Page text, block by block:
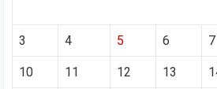
3 4 5 6 7
10 11 12 13